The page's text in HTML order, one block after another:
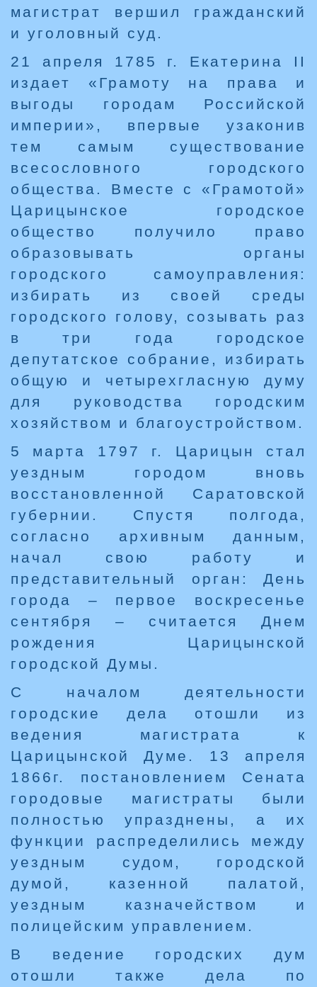
магистрат вершил гражданский
и уголовный суд.
21 апреля 1785 г. Екатерина II
издает «Грамоту на права и
выгоды городам Российской
империи», впервые узаконив
тем самым существование
всесословного городского
общества. Вместе с «Грамотой»
Царицынское городское
общество получило право
образовывать органы
городского самоуправления:
избирать из своей среды
городского голову, созывать раз
в три года городское
депутатское собрание, избирать
общую и четырехгласную думу
для руководства городским
хозяйством и благоустройством.
5 марта 1797 г. Царицын стал
уездным городом вновь
восстановленной Саратовской
губернии. Спустя полгода,
согласно архивным данным,
начал свою работу и
представительный орган: День
города – первое воскресенье
сентября – считается Днем
рождения Царицынской
городской Думы.
С началом деятельности
городские дела отошли из
ведения магистрата к
Царицынской Думе. 13 апреля
1866г. постановлением Сената
городовые магистраты были
полностью упразднены, а их
функции распределились между
уездным судом, городской
думой, казенной палатой,
уездным казначейством и
полицейским управлением.
В ведение городских дум
отошли также дела по